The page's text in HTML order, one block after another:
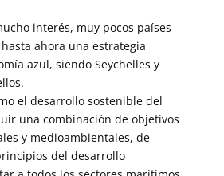
interés, muy pocos países
ahora una estrategia
azul, siendo Seychelles y
el desarrollo sostenible del
una combinación de objetivos
y medioambientales, de
del desarrollo